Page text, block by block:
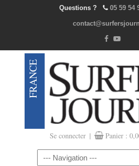
Questions ? 05 59 54
Se connecter | Panier :
Navigation